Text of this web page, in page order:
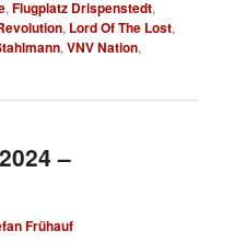
,Flugplatz Drispenstedt,
, Lord Of The Lost,
,VNV Nation,
–
Frühauf